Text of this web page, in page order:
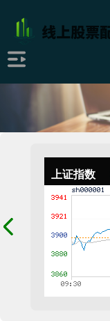
上证指数